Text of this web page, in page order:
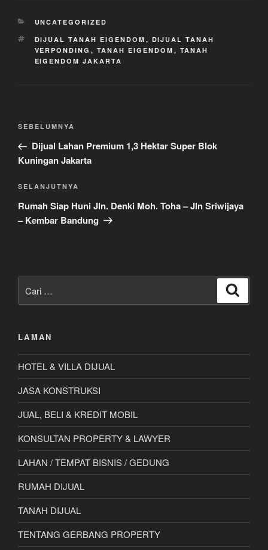
KATEGORI
UNCATEGORIZED
TAG
DIJUAL TANAH EIGENDOM , DIJUAL TANAH
VERPONDING , TANAH EIGENDOM , TANAH
EIGENDOM JAKARTA
Navigasi
Pos
Sebelumnya
SEBELUMNYA
Dijual Lahan Premium 1,3 Hektar Super Blok
Kuningan Jakarta
Pos
Selanjutnya
SELANJUTNYA
Rumah Siap Huni Jln. Denki Moh. Toha – Jln Sriwijaya
– Kembar Bandung
untuk:
LAMAN
HOTEL & VILLA DIJUAL
JASA KONSTRUKSI
JUAL, BELI & KREDIT MOBIL
KONSULTAN PROPERTY & LAWYER
LAHAN / TEMPAT BISNIS / GEDUNG
RUMAH DIJUAL
TANAH DIJUAL
TENTANG GERBANG PROPERTY